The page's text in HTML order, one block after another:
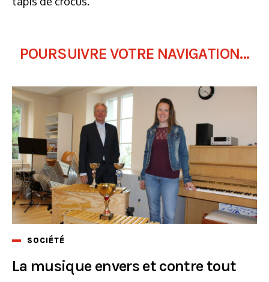
POURSUIVRE VOTRE NAVIGATION...
SOCIÉTÉ
La musique envers et contre tout